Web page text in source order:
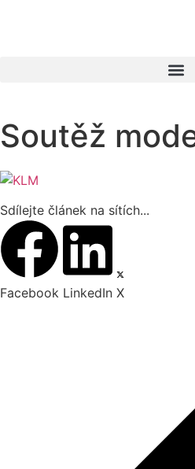
Soutěž
Sdílejte článek na sítích...
Facebook LinkedIn X